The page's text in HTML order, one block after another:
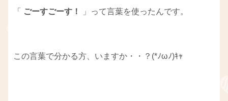
「 ごーすごーす！ 」って言葉を使ったんです。
この言葉で分かる方、いますか・・？(*ﾉωﾉ)ｷｬ